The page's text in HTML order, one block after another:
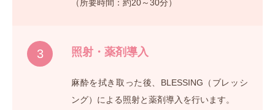
（所要時間：約20～30分）
3 照射・薬剤導入
麻酔を拭き取った後、BLESSING（ブレッシ
ング）による照射と薬剤導入を行います。